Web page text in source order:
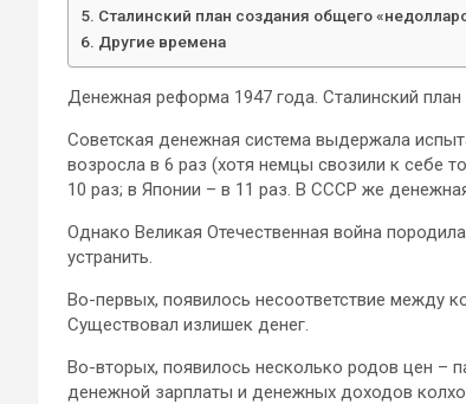
Сталинский план создания общего
Другие времена
Денежная реформа 1947 года. Сталинский
Советская денежная система выдержала
возросла в 6 раз (хотя немцы свозили к себе
10 раз; в Японии – в 11 раз. В СССР же
Однако Великая Отечественная война
устранить.
Во-первых, появилось несоответствие между
Существовал излишек денег.
Во-вторых, появилось несколько родов цен –
денежной зарплаты и денежных доходов